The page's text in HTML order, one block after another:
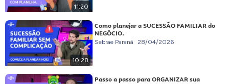
11:20
10:28
Como planejar a SUCESSÃO FAMILIAR do
NEGÓCIO.
Sebrae Paraná 28/04/2026
Passo a passo para ORGANIZAR sua